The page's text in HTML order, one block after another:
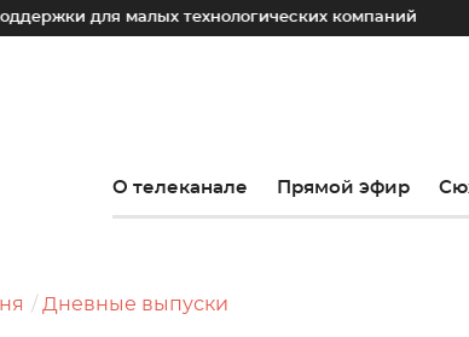
малых технологических компаний Юрий
О телеканале Прямой эфир
Дневные выпуски